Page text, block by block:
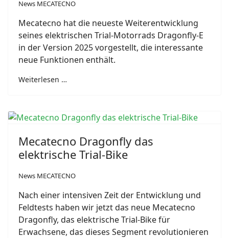
News MECATECNO
Mecatecno hat die neueste Weiterentwicklung
seines elektrischen Trial-Motorrads Dragonfly-E
in der Version 2025 vorgestellt, die interessante
neue Funktionen enthält.
Weiterlesen …
Mecatecno Dragonfly das
elektrische Trial-Bike
News MECATECNO
Nach einer intensiven Zeit der Entwicklung und
Feldtests haben wir jetzt das neue Mecatecno
Dragonfly, das elektrische Trial-Bike für
Erwachsene, das dieses Segment revolutionieren